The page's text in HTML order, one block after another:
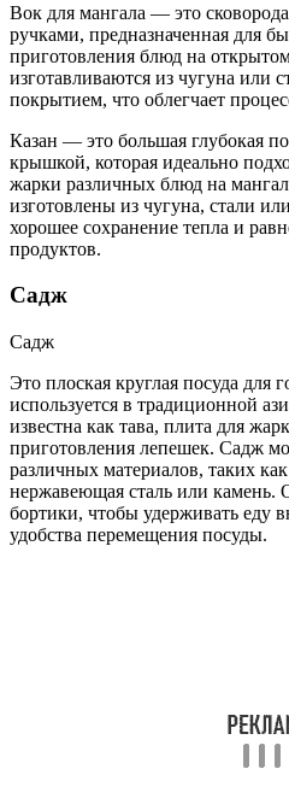
Вок для мангала — это
ручками, предназначенная для
приготовления блюд на
изготавливаются из чугуна или
покрытием, что облегчает
Казан — это большая глубокая
крышкой, которая идеально
жарки различных блюд на
изготовлены из чугуна, стали
хорошее сохранение тепла и
продуктов.
Садж
Садж
Это плоская круглая посуда для
используется в традиционной
известна как тава, плита для
приготовления лепешек. Садж
различных материалов, таких
нержавеющая сталь или камень.
бортики, чтобы удерживать еду
удобства перемещения посуды.